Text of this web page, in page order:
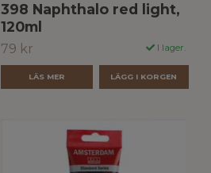
398 Naphthalo red light,
120ml
79 kr I lager.
LÄS MER